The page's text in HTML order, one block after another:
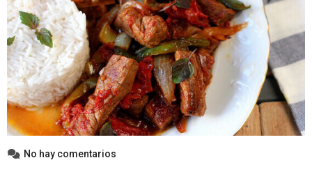
No hay comentarios